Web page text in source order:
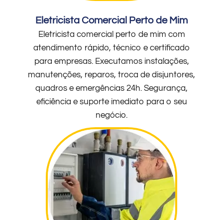
Eletricista Comercial Perto de Mim
Eletricista comercial perto de mim com
atendimento rápido, técnico e certificado
para empresas. Executamos instalações,
manutenções, reparos, troca de disjuntores,
quadros e emergências 24h. Segurança,
eficiência e suporte imediato para o seu
negócio.